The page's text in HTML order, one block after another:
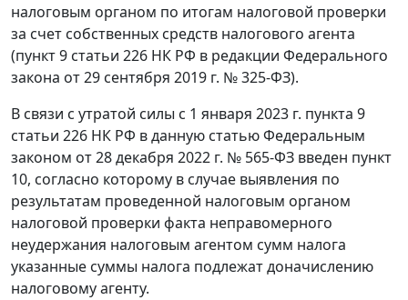
налоговым органом по итогам налоговой проверки
за счет собственных средств налогового агента
(пункт 9 статьи 226 НК РФ в редакции Федерального
закона от 29 сентября 2019 г. № 325-ФЗ).
В связи с утратой силы с 1 января 2023 г. пункта 9
статьи 226 НК РФ в данную статью Федеральным
законом от 28 декабря 2022 г. № 565-ФЗ введен пункт
10, согласно которому в случае выявления по
результатам проведенной налоговым органом
налоговой проверки факта неправомерного
неудержания налоговым агентом сумм налога
указанные суммы налога подлежат доначислению
налоговому агенту.